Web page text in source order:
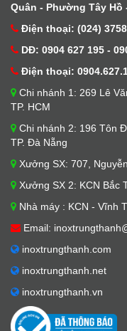
Quân - Phường Tây Hồ
Điện thoại: (024)
DĐ: 0904 627 195 -
Điện thoại:
Chi nhánh 1: 269 Lê
TP. HCM
Chi nhánh 2: 196 Tôn
TP. Đà Nẵng
Xưởng SX: 707,
Xưởng SX 2: KCN Bắc
Nhà máy : KCN - Vĩnh
Email:
inoxtrungthanh.com
inoxtrungthanh.net
inoxtrungthanh.vn